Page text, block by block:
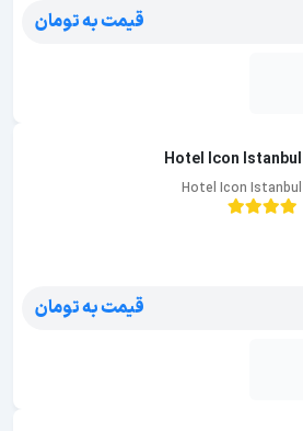
قیمت به تومان
Hotel Icon Istanbul
Hotel Icon Istanbul
قیمت به تومان